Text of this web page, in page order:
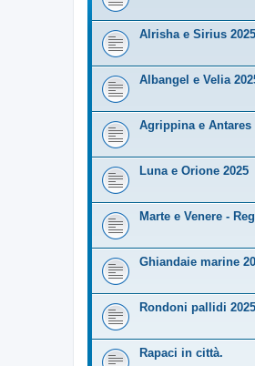
Alrisha e Sirius 2025
Albangel e Velia
Agrippina e Antares
Luna e Orione 2025
Marte e Venere -
Ghiandaie marine
Rondoni pallidi 2025
Rapaci in città.